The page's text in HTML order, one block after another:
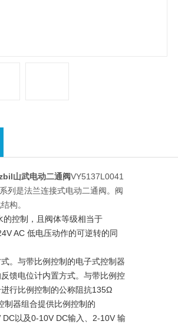
山武电动二通阀VY5137L0041
列是法兰连接式电动二通阀。阀
构。
的控制，且阀体等级相当于
AC 低电压动作的可逆转的同
。与带比例控制的电子式控制器
馈电位计内置方式。与带比例控
行比例控制的公称阻抗135Ω
制器组合提供比例控制的
以及0-10V DC输入、2-10V 输